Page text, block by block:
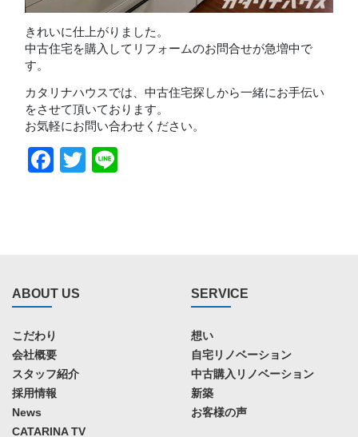
きれいに仕上がりました。
中古住宅を購入してリフォームのお問合せが急増中で
す。
カタリナハウスでは、中古住宅探しから一緒にお手伝い
をさせて頂いております。
お気軽にお問い合わせください。
Facebook
Twitter
ABOUT US
こだわり
会社概要
スタッフ紹介
採用情報
News
CATARINA TV
SERVICE
想い
自宅リノベーション
中古購入リノベーション
新築
お客様の声